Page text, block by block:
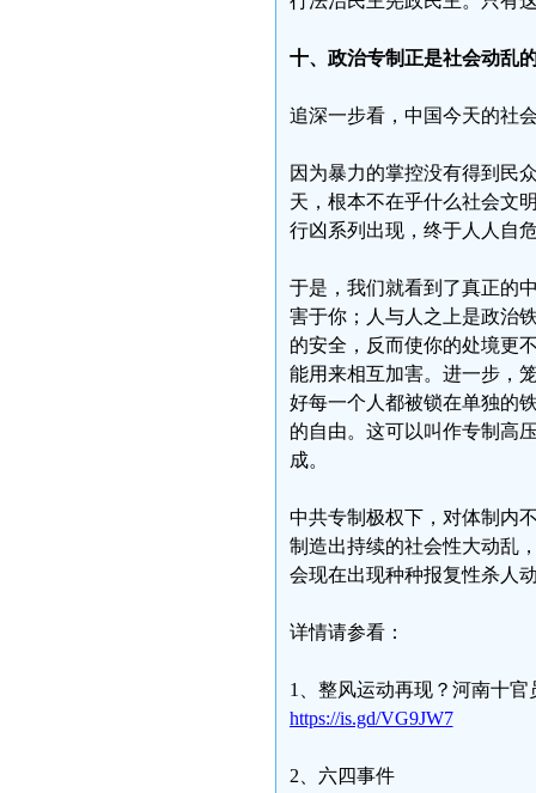
十、政治专制正是社会动乱
追深一步看，中国今天的社
因为暴力的掌控没有得到民
天，根本不在乎什么社会文
行凶系列出现，终于人人自
于是，我们就看到了真正的
害于你；人与人之上是政治
的安全，反而使你的处境更
能用来相互加害。进一步，
好每一个人都被锁在单独的
的自由。这可以叫作专制高
成。
中共专制极权下，对体制内
制造出持续的社会性大动乱
会现在出现种种报复性杀人
详情请参看：
1、整风运动再现？河南十
https://is.gd/VG9JW7
2、六四事件